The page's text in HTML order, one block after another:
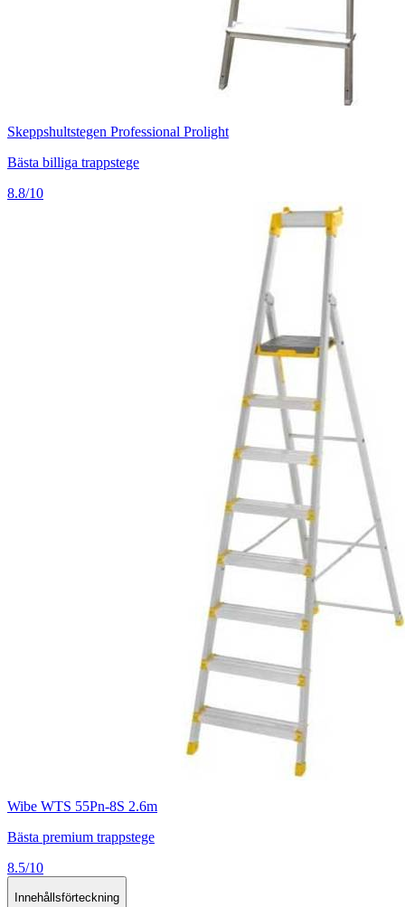
Skeppshultstegen Professional Prolight
Bästa billiga trappstege
8.8/10
Wibe WTS 55Pn-8S 2.6m
Bästa premium trappstege
8.5/10
Innehållsförteckning